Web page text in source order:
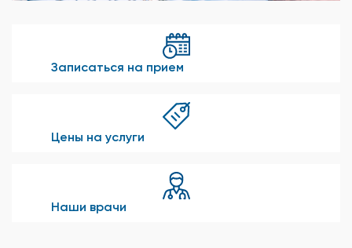
Записаться на прием
Цены на услуги
Наши врачи